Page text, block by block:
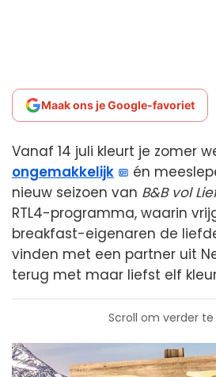
Maak ons je Google-favoriet
Vanaf 14 juli kleurt je zomer
ongemakkelijk
én
nieuw seizoen van B&B vol
RTL4-programma, waarin
breakfast-eigenaren de
vinden met een partner uit
terug met maar liefst elf
Scroll om verder te